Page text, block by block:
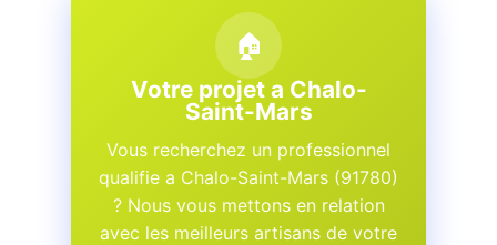
🏠
Votre projet a Chalo-
Saint-Mars
Vous recherchez un professionnel
qualifie a Chalo-Saint-Mars (91780)
? Nous vous mettons en relation
avec les meilleurs artisans de votre